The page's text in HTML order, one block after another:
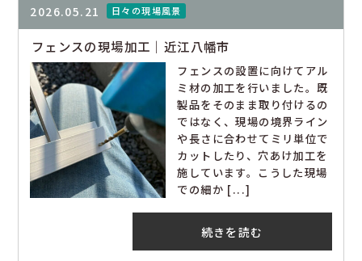
2026.05.21 日々の現場風景
フェンスの現場加工｜近江八幡市
フェンスの設置に向けてアル
ミ材の加工を行いました。既
製品をそのまま取り付けるの
ではなく、現場の境界ライン
や長さに合わせてミリ単位で
カットしたり、穴あけ加工を
施しています。こうした現場
での細か [...]
続きを読む